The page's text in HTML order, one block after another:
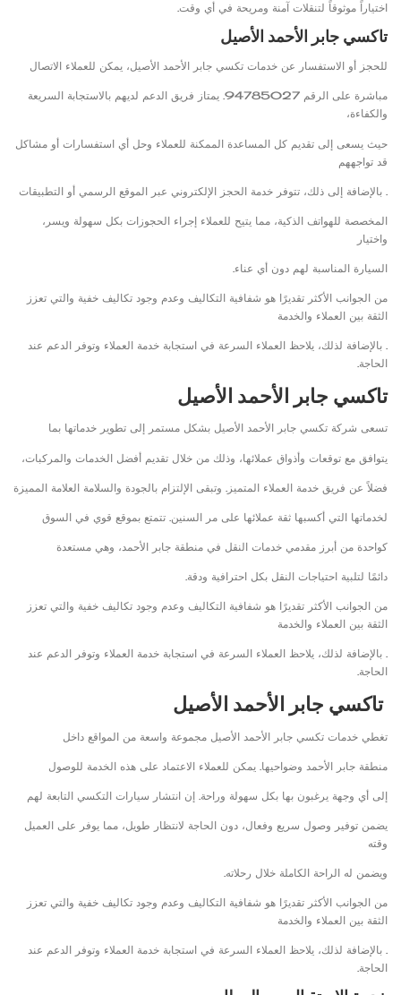
اختياراً موثوقاً لتنقلات آمنة ومريحة في أي وقت.
تاكسي جابر الأحمد الأصيل
للحجز أو الاستفسار عن خدمات تكسي جابر الأحمد الأصيل، يمكن للعملاء الاتصال
مباشرة على الرقم 94785027. يمتاز فريق الدعم لديهم بالاستجابة السريعة
والكفاءة،
حيث يسعى إلى تقديم كل المساعدة الممكنة للعملاء وحل أي استفسارات أو مشاكل
قد تواجههم
. بالإضافة إلى ذلك، تتوفر خدمة الحجز الإلكتروني عبر الموقع الرسمي أو التطبيقات
المخصصة للهواتف الذكية، مما يتيح للعملاء إجراء الحجوزات بكل سهولة ويسر،
واختيار
السيارة المناسبة لهم دون أي عناء.
من الجوانب الأكثر تقديرًا هو شفافية التكاليف وعدم وجود تكاليف خفية والتي تعزز
الثقة بين العملاء والخدمة
. بالإضافة لذلك، يلاحظ العملاء السرعة في استجابة خدمة العملاء وتوفر الدعم عند
الحاجة.
تاكسي جابر الأحمد الأصيل
تسعى شركة تكسي جابر الأحمد الأصيل بشكل مستمر إلى تطوير خدماتها بما
يتوافق مع توقعات وأذواق عملائها، وذلك من خلال تقديم أفضل الخدمات والمركبات،
فضلاً عن فريق خدمة العملاء المتميز. وتبقى الإلتزام بالجودة والسلامة العلامة المميزة
لخدماتها التي أكسبها ثقة عملائها على مر السنين. تتمتع بموقع قوي في السوق
كواحدة من أبرز مقدمي خدمات النقل في منطقة جابر الأحمد، وهي مستعدة
دائمًا لتلبية احتياجات النقل بكل احترافية ودقة.
من الجوانب الأكثر تقديرًا هو شفافية التكاليف وعدم وجود تكاليف خفية والتي تعزز
الثقة بين العملاء والخدمة
. بالإضافة لذلك، يلاحظ العملاء السرعة في استجابة خدمة العملاء وتوفر الدعم عند
الحاجة.
تاكسي جابر الأحمد الأصيل
تغطي خدمات تكسي جابر الأحمد الأصيل مجموعة واسعة من المواقع داخل
منطقة جابر الأحمد وضواحيها. يمكن للعملاء الاعتماد على هذه الخدمة للوصول
إلى أي وجهة يرغبون بها بكل سهولة وراحة. إن انتشار سيارات التكسي التابعة لهم
يضمن توفير وصول سريع وفعال، دون الحاجة لانتظار طويل، مما يوفر على العميل
وقته
ويضمن له الراحة الكاملة خلال رحلاته.
من الجوانب الأكثر تقديرًا هو شفافية التكاليف وعدم وجود تكاليف خفية والتي تعزز
الثقة بين العملاء والخدمة
. بالإضافة لذلك، يلاحظ العملاء السرعة في استجابة خدمة العملاء وتوفر الدعم عند
الحاجة.